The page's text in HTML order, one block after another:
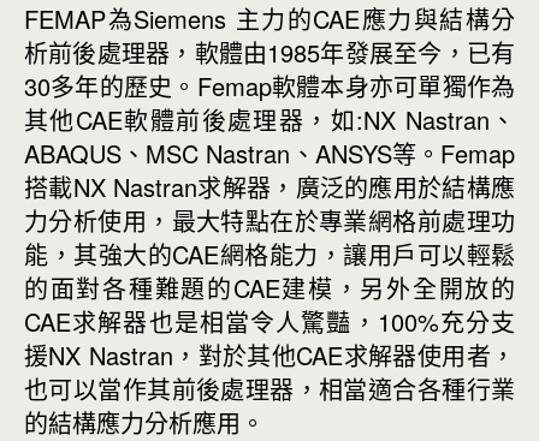
FEMAP為Siemens 主力的CAE應力與結構分
析前後處理器，軟體由1985年發展至今，已有
30多年的歷史。Femap軟體本身亦可單獨作為
其他CAE軟體前後處理器，如:NX Nastran、
ABAQUS、MSC Nastran、ANSYS等。 Femap
搭載NX Nastran求解器，廣泛的應用於結構應
力分析使用，最大特點在於專業網格前處理功
能，其強大的CAE網格能力，讓用戶可以輕鬆
的面對各種難題的CAE建模，另外全開放的
CAE求解器也是相當令人驚豔，100%充分支
援NX Nastran，對於其他CAE求解器使用者，
也可以當作其前後處理器，相當適合各種行業
的結構應力分析應用。